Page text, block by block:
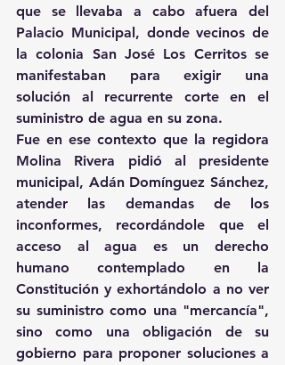
que se llevaba a cabo afuera del
Palacio Municipal, donde vecinos de
la colonia San José Los Cerritos se
manifestaban para exigir una
solución al recurrente corte en el
suministro de agua en su zona.
Fue en ese contexto que la regidora
Molina Rivera pidió al presidente
municipal, Adán Domínguez Sánchez,
atender las demandas de los
inconformes, recordándole que el
acceso al agua es un derecho
humano contemplado en la
Constitución y exhortándolo a no ver
su suministro como una "mercancía",
sino como una obligación de su
gobierno para proponer soluciones a